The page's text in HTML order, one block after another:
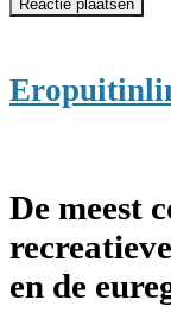
De meest
en de